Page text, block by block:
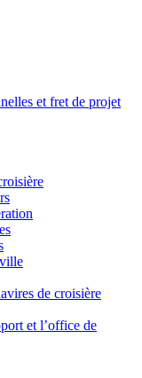
et fret de projet
de croisière
et l’office de